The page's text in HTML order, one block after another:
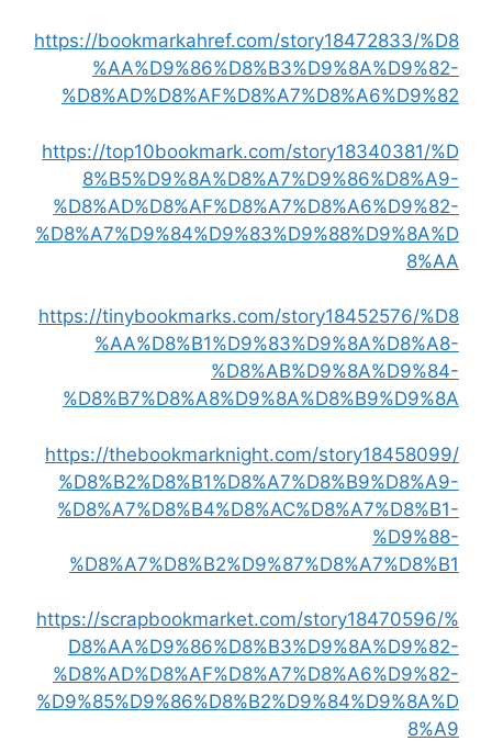
https://bookmarkahref.com/story18472833/%D8
%AA%D9%86%D8%B3%D9%8A%D9%82-
%D8%AD%D8%AF%D8%A7%D8%A6%D9%82
https://top10bookmark.com/story18340381/%D
8%B5%D9%8A%D8%A7%D9%86%D8%A9-
%D8%AD%D8%AF%D8%A7%D8%A6%D9%82-
%D8%A7%D9%84%D9%83%D9%88%D9%8A%D
8%AA
https://tinybookmarks.com/story18452576/%D8
%AA%D8%B1%D9%83%D9%8A%D8%A8-
%D8%AB%D9%8A%D9%84-
%D8%B7%D8%A8%D9%8A%D8%B9%D9%8A
https://thebookmarknight.com/story18458099/
%D8%B2%D8%B1%D8%A7%D8%B9%D8%A9-
%D8%A7%D8%B4%D8%AC%D8%A7%D8%B1-
%D9%88-
%D8%A7%D8%B2%D9%87%D8%A7%D8%B1
https://scrapbookmarket.com/story18470596/%
D8%AA%D9%86%D8%B3%D9%8A%D9%82-
%D8%AD%D8%AF%D8%A7%D8%A6%D9%82-
%D9%85%D9%86%D8%B2%D9%84%D9%8A%D
8%A9